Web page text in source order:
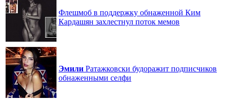
Флешмоб в поддержку обнаженной Ким
Кардашян захлестнул поток мемов
Эмили Ратажковски будоражит подписчиков
обнаженными селфи